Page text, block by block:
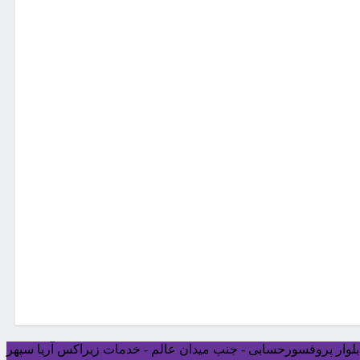
بلوار پروفسورحسابی - جنب میدان عالم - خدمات زیراکس آریا سپهر